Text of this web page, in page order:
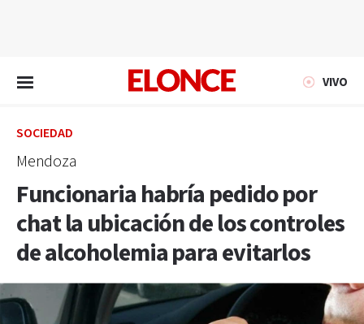
VIVO
SOCIEDAD
Mendoza
Funcionaria habría pedido por
chat la ubicación de los controles
de alcoholemia para evitarlos